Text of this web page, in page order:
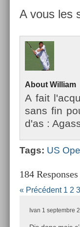
A vous les
About Wil­liam
A fait
sans fin
d'as :
Tags: US
184
« Précédent 1 2 3
Ivan 1 septembre